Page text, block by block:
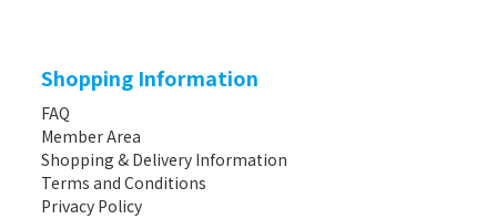
Shopping Information
FAQ
Member Area
Shopping & Delivery Information
Terms and Conditions
Privacy Policy